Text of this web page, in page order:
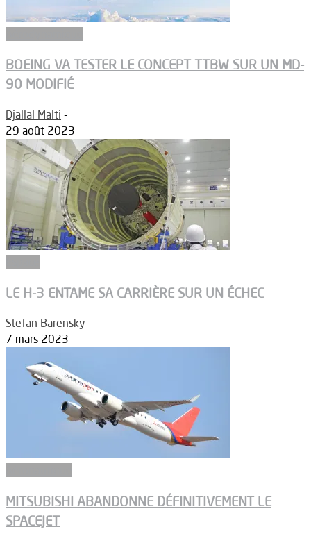
BOEING VA TESTER LE CONCEPT TTBW SUR UN MD-
90 MODIFIÉ
Djallal Malti -
29 août 2023
LE H-3 ENTAME SA CARRIÈRE SUR UN ÉCHEC
Stefan Barensky -
7 mars 2023
MITSUBISHI ABANDONNE DÉFINITIVEMENT LE
SPACEJET